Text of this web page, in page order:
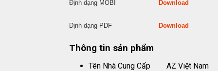
Định dạng MOBI Download
Định dạng PDF Download
Thông tin sản phẩm
Tên Nhà Cung Cấp
AZ Việt Nam